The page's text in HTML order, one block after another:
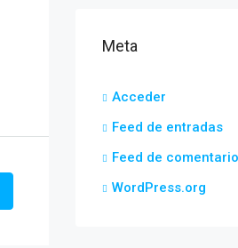
Meta
Acceder
Feed de entradas
Feed de
WordPress.org